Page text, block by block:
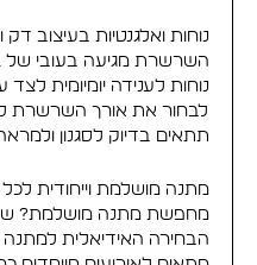
נוחות ואלגנטיות בעיצוב דק
נוחות לענידה יומיומית לצד
לבחור את אורך השרשרת
תתאים בדיוק לסגנון
מתנה מושלמת וייחודית לכל
מחפשת מתנה מושלמת?
הבחירה האידיאלית